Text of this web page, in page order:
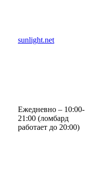
sunlight.net
Ежедневно – 10:00-
21:00 (ломбард
работает до 20:00)